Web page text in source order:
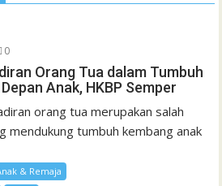
0
Orang Tua dalam Tumbuh
Anak, HKBP Semper
orang tua merupakan salah
mendukung tumbuh kembang anak
& Remaja